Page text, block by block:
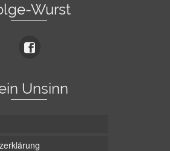
Wurst
Unsinn